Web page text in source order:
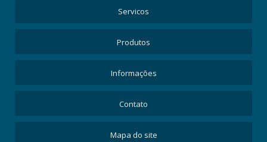
Servicos
Produtos
Informações
Contato
Mapa do site